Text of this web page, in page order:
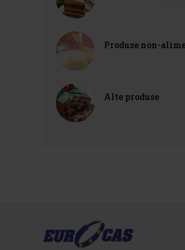
Produse non-
Alte produse